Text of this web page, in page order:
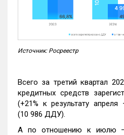
Источник: Росреестр
Всего за третий квартал
кредитных средств
(+21% к результату
(10 986 ДДУ).
А по отношению к июлю